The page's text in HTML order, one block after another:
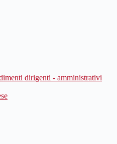
dirigenti - amministrativi